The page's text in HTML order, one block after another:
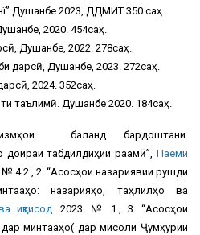
Душанбе 2023, ДДМИТ 350 саҳ.
2020. 454саҳ.
Душанбе, 2022. 278саҳ.
дарсӣ, Душанбе, 2023. 272саҳ.
2024. 352саҳ.
таълимӣ. Душанбе 2020. 184саҳ.
баланд бардоштани
табдилдиҳии рақамӣ”, Паёми
№ 4.2., 2. “Асосҳои назариявии рушди
назарияҳо, таҳлилҳо ва
иқтисод. 2023. № 1., 3. “Асосҳои
минтақаҳо( дар мисоли Ҷумҳурии